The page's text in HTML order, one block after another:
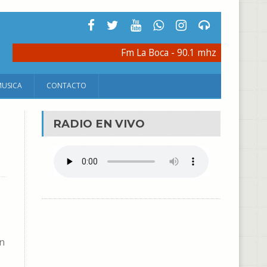
Fm La Boca - 90.1 mhz
CONTACTO
RADIO EN VIVO